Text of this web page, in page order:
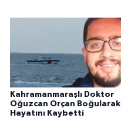
Kahramanmaraşlı Doktor
Oğuzcan Orçan Boğularak
Hayatını Kaybetti